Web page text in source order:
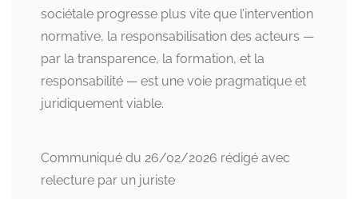
sociétale progresse plus vite que l’intervention
normative, la responsabilisation des acteurs —
par la transparence, la formation, et la
responsabilité — est une voie pragmatique et
juridiquement viable.
Communiqué du 26/02/2026 rédigé avec
relecture par un juriste